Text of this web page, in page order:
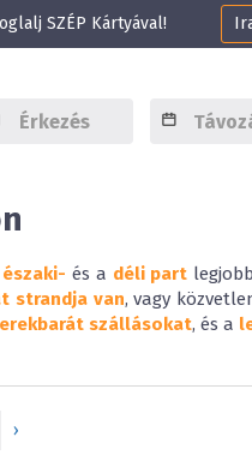
SZÉP Kártyával!
északi- és a déli part
strandja van, vagy
szállásokat, és a
›